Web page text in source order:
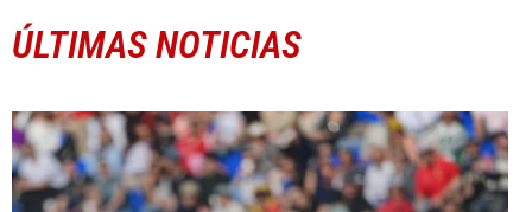
ÚLTIMAS NOTICIAS